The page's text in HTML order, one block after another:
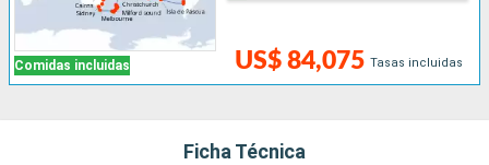
Comidas incluidas US$ 84,075 Tasas incluidas
Ficha Técnica